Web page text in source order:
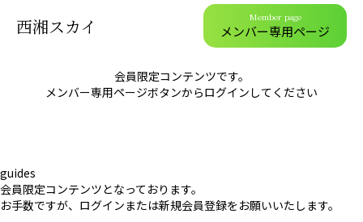
西湘スカイ Member page
メンバー専用ページ
会員限定コンテンツです。
メンバー専用ページボタンからログインしてください
guides
会員限定コンテンツとなっております。
お手数ですが、ログインまたは新規会員登録をお願いいたします。